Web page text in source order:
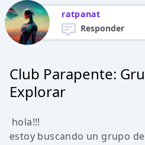
ratpanat
Responder
Club Parapente:
Explorar
hola!!!
estoy buscando un grupo